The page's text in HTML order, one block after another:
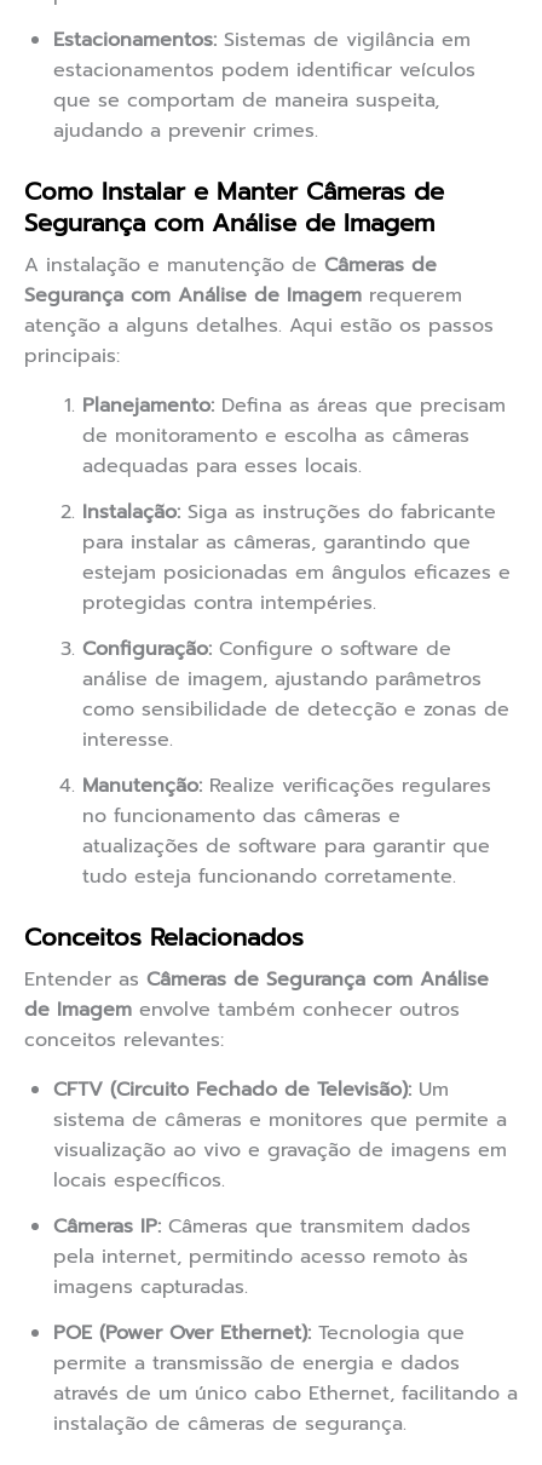
Estacionamentos: Sistemas de vigilância em
estacionamentos podem identificar veículos
que se comportam de maneira suspeita,
ajudando a prevenir crimes.
Como Instalar e Manter Câmeras de
Segurança com Análise de Imagem
A instalação e manutenção de Câmeras de
Segurança com Análise de Imagem requerem
atenção a alguns detalhes. Aqui estão os passos
principais:
Planejamento: Defina as áreas que precisam
de monitoramento e escolha as câmeras
adequadas para esses locais.
Instalação: Siga as instruções do fabricante
para instalar as câmeras, garantindo que
estejam posicionadas em ângulos eficazes e
protegidas contra intempéries.
Configuração: Configure o software de
análise de imagem, ajustando parâmetros
como sensibilidade de detecção e zonas de
interesse.
Manutenção: Realize verificações regulares
no funcionamento das câmeras e
atualizações de software para garantir que
tudo esteja funcionando corretamente.
Conceitos Relacionados
Entender as Câmeras de Segurança com Análise
de Imagem envolve também conhecer outros
conceitos relevantes:
CFTV (Circuito Fechado de Televisão): Um
sistema de câmeras e monitores que permite a
visualização ao vivo e gravação de imagens em
locais específicos.
Câmeras IP: Câmeras que transmitem dados
pela internet, permitindo acesso remoto às
imagens capturadas.
POE (Power Over Ethernet): Tecnologia que
permite a transmissão de energia e dados
através de um único cabo Ethernet, facilitando a
instalação de câmeras de segurança.